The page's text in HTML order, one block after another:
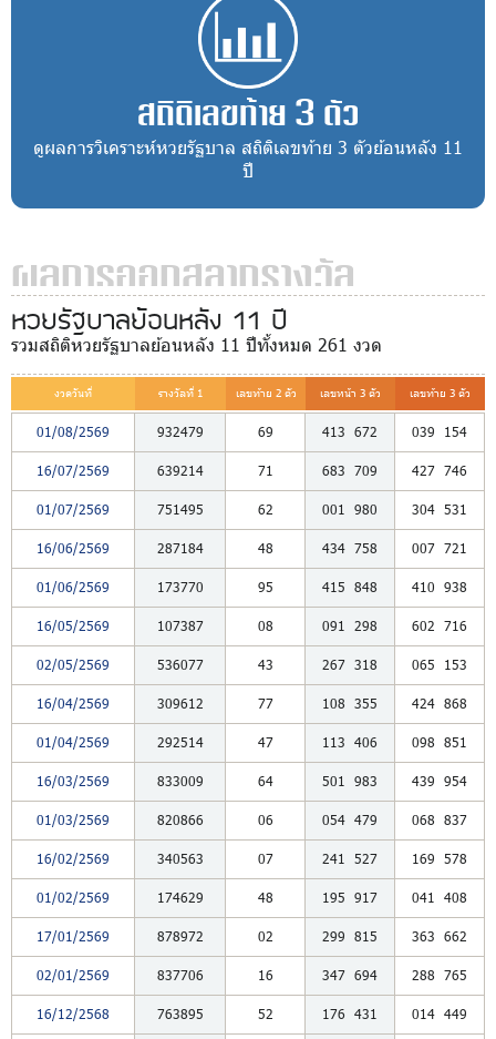
สถิติเลขท้าย 3 ตัว
ดูผลการวิเคราะห์หวยรัฐบาล สถิติเลขท้าย 3 ตัวย้อนหลัง 11
ปี
ผลการออกสลากรางวัล
หวยรัฐบาลย้อนหลัง 11 ปี
รวมสถิติหวยรัฐบาลย้อนหลัง 11 ปีทั้งหมด 261 งวด
งวดวันที่ รางวัลที่ 1 เลขท้าย 2 ตัว เลขหน้า 3 ตัว เลขท้าย 3 ตัว
01/08/2569 932479 69 413 672 039 154
16/07/2569 639214 71 683 709 427 746
01/07/2569 751495 62 001 980 304 531
16/06/2569 287184 48 434 758 007 721
01/06/2569 173770 95 415 848 410 938
16/05/2569 107387 08 091 298 602 716
02/05/2569 536077 43 267 318 065 153
16/04/2569 309612 77 108 355 424 868
01/04/2569 292514 47 113 406 098 851
16/03/2569 833009 64 501 983 439 954
01/03/2569 820866 06 054 479 068 837
16/02/2569 340563 07 241 527 169 578
01/02/2569 174629 48 195 917 041 408
17/01/2569 878972 02 299 815 363 662
02/01/2569 837706 16 347 694 288 765
16/12/2568 763895 52 176 431 014 449